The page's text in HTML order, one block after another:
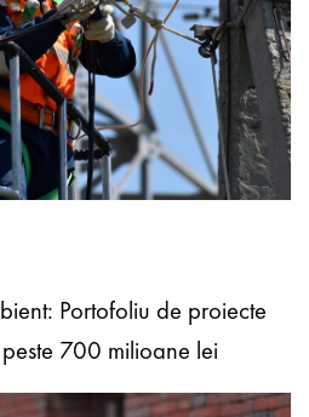
Portofoliu de proiecte
700 milioane lei